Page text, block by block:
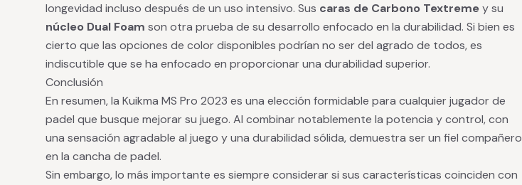
longevidad incluso después de un uso intensivo. Sus caras de Carbono Textremey su
núcleo Dual Foam son otra prueba de su desarrollo enfocado en la durabilidad. Si bien es
cierto que las opciones de color disponibles podrían no ser del agrado de todos, es
indiscutible que se ha enfocado en proporcionar una durabilidad superior.
Conclusión
En resumen, la Kuikma MS Pro 2023 es una elección formidable para cualquier jugador de
padel que busque mejorar su juego. Al combinar notablemente la potencia y control, con
una sensación agradable al juego y una durabilidad sólida, demuestra ser un fiel compañero
en la cancha de padel.
Sin embargo, lo más importante es siempre considerar si sus características coinciden con